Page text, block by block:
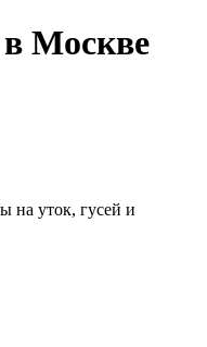
Москве
на уток, гусей и